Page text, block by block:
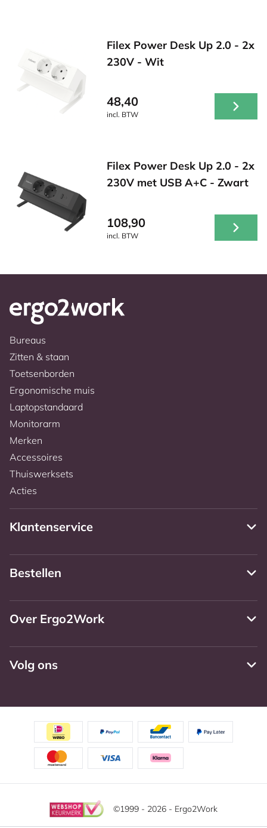
Filex Power Desk Up 2.0 - 2x
230V - Wit
48,40
incl. BTW
Filex Power Desk Up 2.0 - 2x
230V met USB A+C - Zwart
108,90
incl. BTW
Bureaus
Zitten & staan
Toetsenborden
Ergonomische muis
Laptopstandaard
Monitorarm
Merken
Accessoires
Thuiswerksets
Acties
Klantenservice
Bestellen
Over Ergo2Work
Volg ons
©1999 - 2026 - Ergo2Work